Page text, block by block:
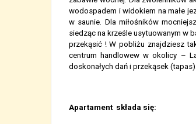
wodospadem i widokiem na małe
w saunie. Dla miłośników
siedząc na krześle usytuowanym w
przekąsić ! W pobliżu znajdziesz
centrum handlowew w okolicy –
doskonałych dań i przekąsek (tapas).
Apartament składa się: